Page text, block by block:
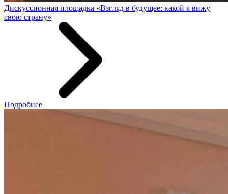
Дискуссионная площадка «Взгляд в будущее: какой я вижу
свою страну»
Подробнее